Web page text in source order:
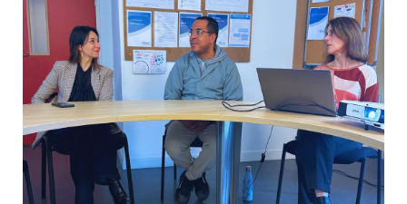
l’accompagnement des personnes en...